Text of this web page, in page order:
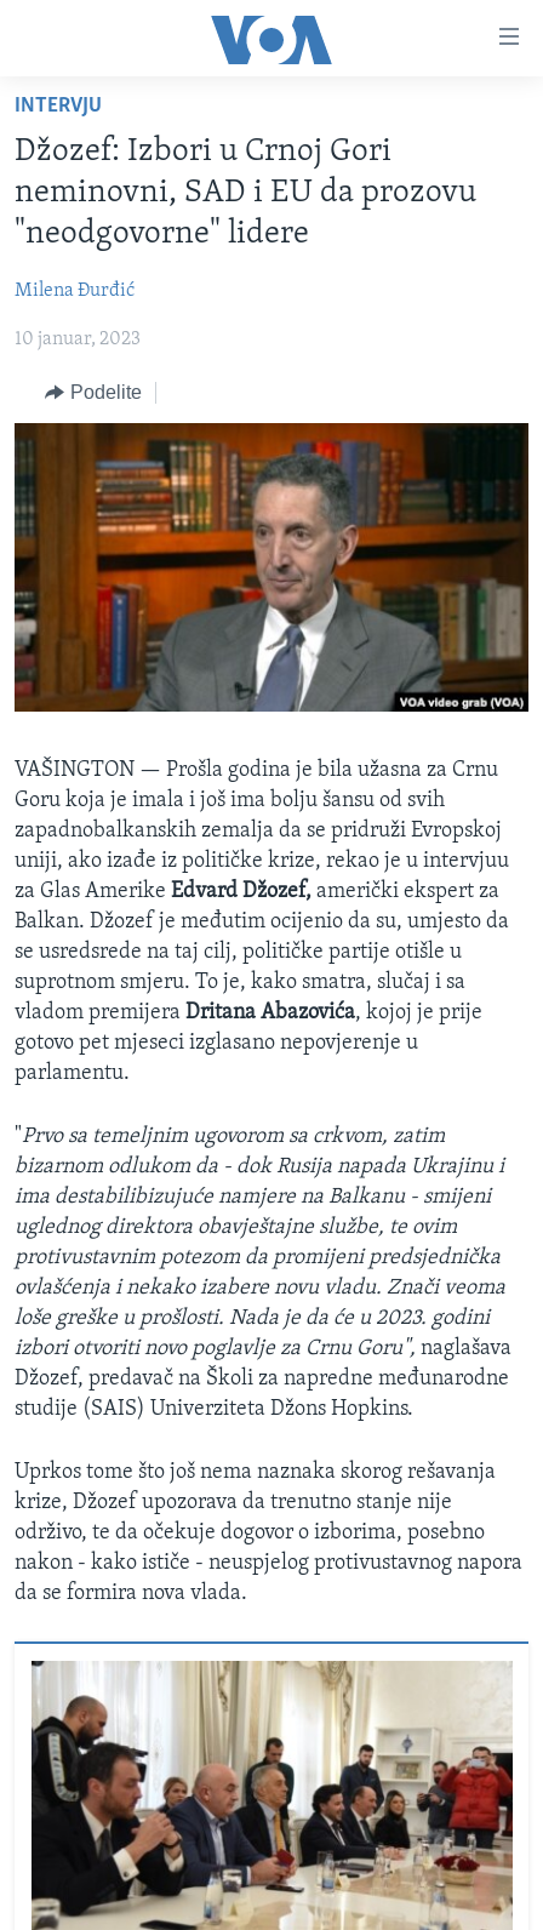
glavni
sadržaj
na
glavnu
Idi
na
pretragu
NASLOVNA
AMERIKA
EKONOMIJA
NAUKA I TEHNOLOGIJA
KULTURA
DRUŠTVO
SPORT
INTERVJU
TV PROGRAM
Learning English
PRATITE NAS
INTERVJU
Džozef: Izbori u Crnoj Gori
neminovni, SAD i EU da prozovu
"neodgovorne" lidere
Milena Đurđić
10 januar, 2023
Podelite
VAŠINGTON — Prošla godina je bila užasna za Crnu
Goru koja je imala i još ima bolju šansu od svih
zapadnobalkanskih zemalja da se pridruži Evropskoj
uniji, ako izađe iz političke krize, rekao je u intervjuu
za Glas Amerike Edvard Džozef, američki ekspert za
Balkan. Džozef je međutim ocijenio da su, umjesto da
se usredsrede na taj cilj, političke partije otišle u
suprotnom smjeru. To je, kako smatra, slučaj i sa
vladom premijera Dritana Abazovića, kojoj je prije
gotovo pet mjeseci izglasano nepovjerenje u
parlamentu.
"Prvo sa temeljnim ugovorom sa crkvom, zatim
bizarnom odlukom da - dok Rusija napada Ukrajinu i
ima destabilibizujuće namjere na Balkanu - smijeni
uglednog direktora obavještajne službe, te ovim
protivustavnim potezom da promijeni predsjednička
ovlašćenja i nekako izabere novu vladu. Znači veoma
loše greške u prošlosti. Nada je da će u 2023. godini
izbori otvoriti novo poglavlje za Crnu Goru", naglašava
Džozef, predavač na Školi za napredne međunarodne
studije (SAIS) Univerziteta Džons Hopkins.
Uprkos tome što još nema naznaka skorog rešavanja
krize, Džozef upozorava da trenutno stanje nije
održivo, te da očekuje dogovor o izborima, posebno
nakon - kako ističe - neuspjelog protivustavnog napora
da se formira nova vlada.